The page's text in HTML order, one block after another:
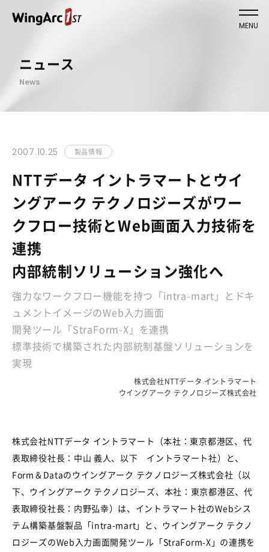
MENU
ニュース
News
2007.10.25 製品情報
NTTデータ イントラマートとウイ
ングアーク テクノロジーズがワー
クフロー技術とWeb画面入力技術を
連携
内部統制ソリューション強化へ
強力なワークフロー機能を持つ「intra-mart」とドキ
ュメントイメージのWeb入力画面
開発ツール「StraForm-X」を連携
標準技術で構築された内部統制基盤ソリューションを
実現
株式会社NTTデータ イントラマート
ウイングアーク テクノロジーズ株式会社
株式会社NTTデータ イントラマート（本社：東京都港区、代
表取締役社長：中山 義人、以下 イントラマート社）と、
Form＆Dataのウイングアーク テクノロジーズ株式会社（以
下、ウイングアーク テクノロジーズ、本社：東京都港区、代
表取締役社長：内野弘幸）は、イントラマート社のWebシス
テム構築基盤製品「intra-mart」と、ウイングアーク テクノ
ロジーズのWeb入力画面開発ツール「StraForm-X」の連携を